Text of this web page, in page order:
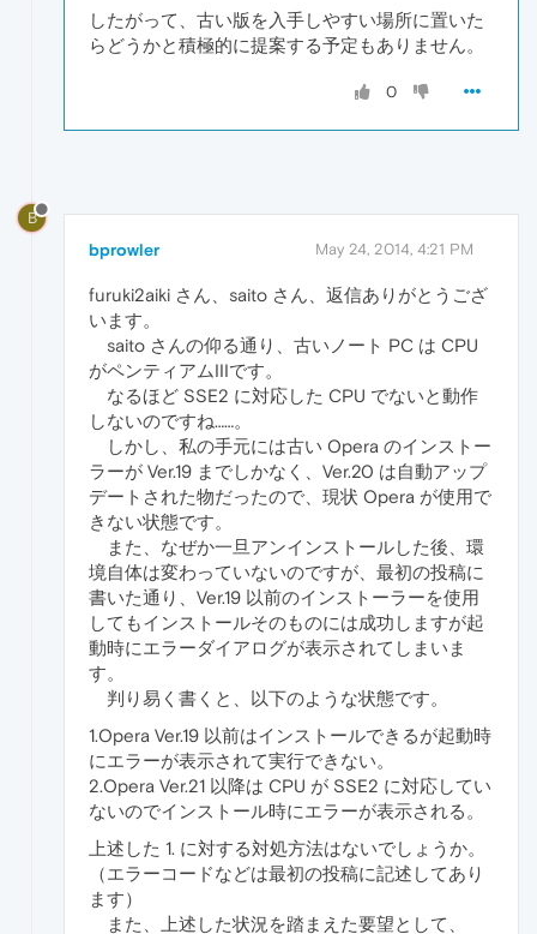
したがって、古い版を入手しやすい場所に置いた
らどうかと積極的に提案する予定もありません。
0
B
bprowler May 24, 2014, 4:21 PM
furuki2aiki さん、saito さん、返信ありがとうござ
います。
saito さんの仰る通り、古いノート PC は CPU
がペンティアムIIIです。
なるほど SSE2 に対応した CPU でないと動作
しないのですね……。
しかし、私の手元には古い Opera のインストー
ラーが Ver.19 までしかなく、Ver.20 は自動アップ
デートされた物だったので、現状 Opera が使用で
きない状態です。
また、なぜか一旦アンインストールした後、環
境自体は変わっていないのですが、最初の投稿に
書いた通り、Ver.19 以前のインストーラーを使用
してもインストールそのものには成功しますが起
動時にエラーダイアログが表示されてしまいま
す。
判り易く書くと、以下のような状態です。
1.Opera Ver.19 以前はインストールできるが起動時
にエラーが表示されて実行できない。
2.Opera Ver.21 以降は CPU が SSE2 に対応してい
ないのでインストール時にエラーが表示される。
上述した 1. に対する対処方法はないでしょうか。
（エラーコードなどは最初の投稿に記述してあり
ます）
また、上述した状況を踏まえた要望として、